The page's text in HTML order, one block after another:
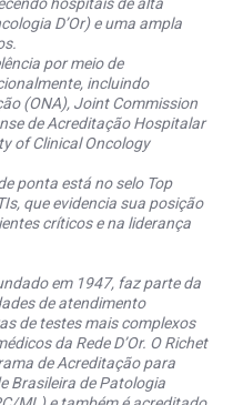
D’Or) e uma ampla
por meio de
incluindo
(ONA), Joint Commission
de Acreditação Hospitalar
of Clinical Oncology
ponta está no selo Top
que evidencia sua posição
críticos e na liderança
em 1947, faz parte da
de atendimento
de testes mais complexos
da Rede D’Or. O Richet
de Acreditação para
Brasileira de Patologia